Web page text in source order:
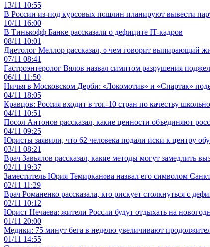
13/11 10:55
В России из-под курсовых пошлин планируют вывести
10/11 16:00
В Тинькофф Банке рассказали о дефиците IT-кадров
08/11 10:01
Диетолог Меллор рассказал, о чем говорит выпирающий
07/11 08:41
Гастроэнтеролог Вялов назвал симптом разрушения
06/11 11:50
Ничья в Московском Дерби: «Локомотив» и «Спартак»
04/11 18:05
Кравцов: Россия входит в топ-10 стран по качеству
04/11 10:51
Посол Антонов рассказал, какие ценности объединяют
04/11 09:25
Юристы заявили, что 62 человека подали иски к центру
03/11 08:21
Врач Завьялов рассказал, какие методы могут замедлить
02/11 19:37
Заместитель Юрия Темирканова назвал его символом
02/11 11:29
Врач Романенко рассказала, кто рискует столкнуться с
02/11 10:12
Юрист Нечаева: жители России будут отдыхать на
01/11 20:00
Медики: 75 минут бега в неделю увеличивают
01/11 14:55